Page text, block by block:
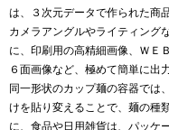
は、３次元データで作られた商
カメラアングルやライティング
に、印刷用の高精細画像、ＷＥ
６面画像など、極めて簡単に出
同一形状のカップ麺の容器では
けを貼り変えることで、麺の種
に、食品や日用雑貨は、パッケ